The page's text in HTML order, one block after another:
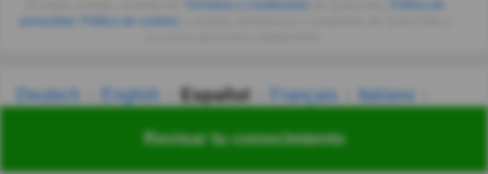
Revisar tu conocimiento
privacidad
Deutsch English Español Français
Italiano
Українська हिन्दी 한국어 汉语